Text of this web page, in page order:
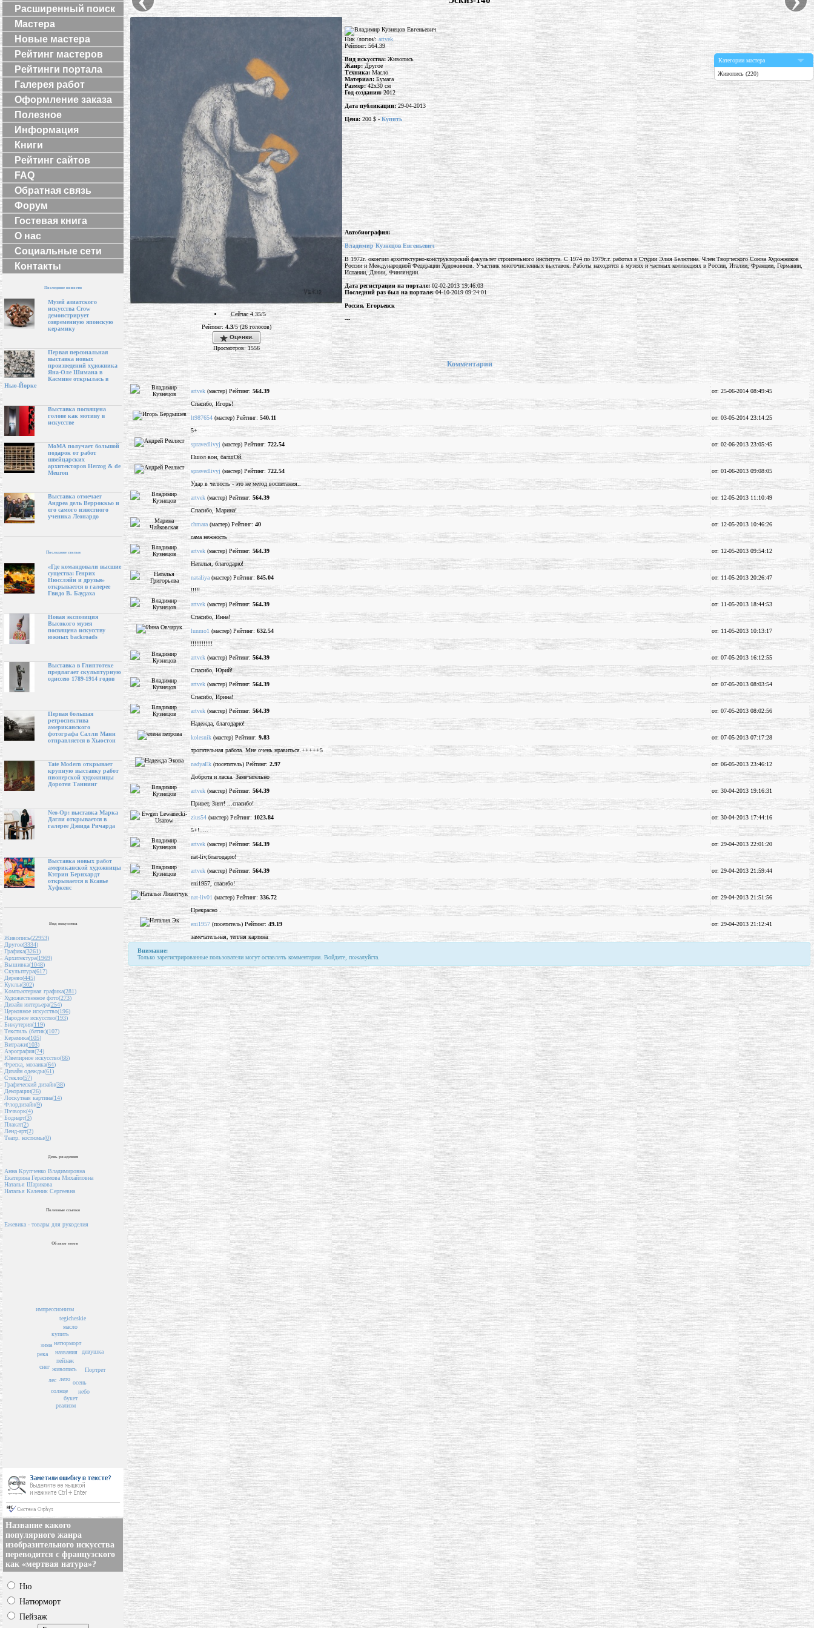
Расширенный поиск
Мастера
Новые мастера
Рейтинг мастеров
Рейтинги портала
Галерея работ
Оформление заказа
Полезное
Информация
Книги
Рейтинг сайтов
FAQ
Обратная связь
Форум
Гостевая книга
О нас
Социальные сети
Контакты
Последние новости
Музей азиатского
искусства Crow
демонстрирует
современную японскую
керамику
Первая персональная
выставка новых
произведений художника
Яна-Оле Шимана в
Касмине открылась в
Нью-Йорке
Выставка посвящена
голове как мотиву в
искусстве
МоМА получает большой
подарок от работ
швейцарских
архитекторов Herzog & de
Meuron
Выставка отмечает
Андреа дель Верроккьо и
его самого известного
ученика Леонардо
Последние статьи
«Где командовали высшие
существа: Генрих
Нюссляйн и друзья»
открывается в галерее
Гвидо В. Баудаха
Новая экспозиция
Высокого музея
посвящена искусству
южных backroads
Выставка в Глиптотеке
предлагает скульптурную
одиссею 1789-1914 годов
Первая большая
ретроспектива
американского
фотографа Салли Манн
отправляется в Хьюстон
Tate Modern открывает
крупную выставку работ
пионерской художницы
Доротеи Таннинг
Neo-Op: выставка Марка
Дагли открывается в
галерее Дэвида Ричарда
Выставка новых работ
американской художницы
Кэтрин Бернхардт
открывается в Ксавье
Хуфкенс
Вид искусства
Живопись(22953)
Другое(3334)
Графика(3261)
Архитектура(1969)
Вышивка(1048)
Скульптура(617)
Дерево(445)
Куклы(302)
Компьютерная графика(281)
Художественное фото(273)
Дизайн интерьера(254)
Церковное искусство(196)
Народное искусство(193)
Бижутерия(119)
Текстиль (батик)(107)
Керамика(105)
Витражи(103)
Аэрография(74)
Ювелирное искусство(66)
Фреска, мозаика(64)
Дизайн одежды(61)
Стекло(57)
Графический дизайн(38)
Декорации(26)
Лоскутная картина(14)
Флордизайн(9)
Пэчворк(4)
Бодиарт(3)
Плакат(2)
Ленд-арт(2)
Театр. костюмы(0)
День рождения
Анна Крупченко Владимировна
Екатерина Герасимова Михайловна
Наталья Шарикова
Наталья Каленик Сергеевна
Полезные ссылки
Ежевика - товары для рукоделия
Облако тегов
пейзаж
названия
живопись
лето
натюрморт
купить
солнце
лес
зима
осень
букет
масло
река
снег
tegicheskie
реализм
небо
импрессионизм
Портрет
девушка
Название какого
популярного жанра
изобразительного искусства
переводится с французского
как «мертвая натура»?
Ню
Натюрморт
Пейзаж
Сейчас 4.35/5
Рейтинг: 4.3/5 (26 голосов)
Оценки.
Просмотров: 1556
Ник /логин/:artvek
Рейтинг: 564.39
Вид искусства: Живопись
Жанр: Другое
Техника:Масло
Материал:Бумага
Размер:42x30 см
Год создания:2012
Дата публикации: 29-04-2013
Цена:200 $ - Купить
Категории мастера
Живопись (220)
Автобиография:
Владимир Кузнецов Евгеньевич
В 1972г. окончил архитектурно-конструкторский факультет строительного института. С 1974 по 1979г.г. работал в Студии Элия Белютина. Член Творческого Союза Художников
России и Международной Федерации Художников. Участник многочисленных выставок. Работы находятся в музеях и частных коллекциях в России, Италии, Франции, Германии,
Испании, Дании, Финляндии.
Дата регистрации на портале:02-02-2013 19:46:03
Последний раз был на портале:04-10-2019 09:24:01
Россия, Егорьевск
---
Комментарии
artvek (мастер) Рейтинг: 564.39
от: 25-06-2014 08:49:45
Спасибо, Игорь!
lt987654 (мастер) Рейтинг: 540.11
от: 03-05-2014 23:14:25
5+
spravedlivyj (мастер) Рейтинг: 722.54
от: 02-06-2013 23:05:45
Пшол вон, балшОй.
spravedlivyj (мастер) Рейтинг: 722.54
от: 01-06-2013 09:08:05
Удар в челюсть - это не метод воспитания..
artvek (мастер) Рейтинг: 564.39
от: 12-05-2013 11:10:49
Спасибо, Марина!
chmara (мастер) Рейтинг: 40
от: 12-05-2013 10:46:26
сама нежность
artvek (мастер) Рейтинг: 564.39
от: 12-05-2013 09:54:12
Наталья, благодарю!
nataliya (мастер) Рейтинг: 845.04
от: 11-05-2013 20:26:47
!!!!!
artvek (мастер) Рейтинг: 564.39
от: 11-05-2013 18:44:53
Спасибо, Инна!
lunmo1 (мастер) Рейтинг: 632.54
от: 11-05-2013 10:13:17
!!!!!!!!!!!!
artvek (мастер) Рейтинг: 564.39
от: 07-05-2013 16:12:55
Спасибо, Юрий!
artvek (мастер) Рейтинг: 564.39
от: 07-05-2013 08:03:54
Спасибо, Ирина!
artvek (мастер) Рейтинг: 564.39
от: 07-05-2013 08:02:56
Надежда, благодарю!
kolesnik (мастер) Рейтинг: 9.83
от: 07-05-2013 07:17:28
трогательная работа. Мне очень нравиться.+++++5
nadyaEk (посетитель) Рейтинг: 2.97
от: 06-05-2013 23:46:12
Доброта и ласка. Замечательно
artvek (мастер) Рейтинг: 564.39
от: 30-04-2013 19:16:31
Привет, Зият! ...спасибо!
zius54 (мастер) Рейтинг: 1023.84
от: 30-04-2013 17:44:16
5+!.....
artvek (мастер) Рейтинг: 564.39
от: 29-04-2013 22:01:20
nat-liv,благодарю!
artvek (мастер) Рейтинг: 564.39
от: 29-04-2013 21:59:44
eni1957, спасибо!
nat-liv01 (мастер) Рейтинг: 336.72
от: 29-04-2013 21:51:56
Прекрасно .
eni1957 (посетитель) Рейтинг: 49.19
от: 29-04-2013 21:12:41
замечательная, теплая картина
Внимание:
Только зарегистрированные пользователи могут оставлять комментарии. Войдите, пожалуйста.